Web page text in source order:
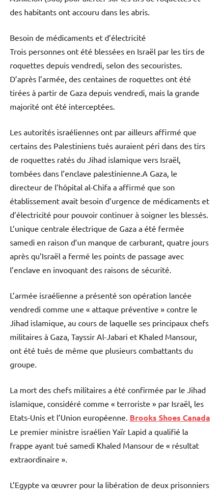
des habitants ont accouru dans les abris.
Besoin de médicaments et d’électricité
Trois personnes ont été blessées en Israël par les tirs de
roquettes depuis vendredi, selon des secouristes.
D’après l’armée, des centaines de roquettes ont été
tirées à partir de Gaza depuis vendredi, mais la grande
majorité ont été interceptées.
Les autorités israéliennes ont par ailleurs affirmé que
certains des Palestiniens tués auraient péri dans des tirs
de roquettes ratés du Jihad islamique vers Israël,
tombées dans l’enclave palestinienne.A Gaza, le
directeur de l’hôpital al-Chifa a affirmé que son
établissement avait besoin d’urgence de médicaments et
d’électricité pour pouvoir continuer à soigner les blessés.
L’unique centrale électrique de Gaza a été fermée
samedi en raison d’un manque de carburant, quatre jours
après qu’Israël a fermé les points de passage avec
l’enclave en invoquant des raisons de sécurité.
L’armée israélienne a présenté son opération lancée
vendredi comme une « attaque préventive » contre le
Jihad islamique, au cours de laquelle ses principaux chefs
militaires à Gaza, Tayssir Al-Jabari et Khaled Mansour,
ont été tués de même que plusieurs combattants du
groupe.
La mort des chefs militaires a été confirmée par le Jihad
islamique, considéré comme « terroriste » par Israël, les
Etats-Unis et l’Union européenne. Brooks Shoes Canada
Le premier ministre israélien Yaïr Lapid a qualifié la
frappe ayant tué samedi Khaled Mansour de « résultat
extraordinaire ».
L’Egypte va œuvrer pour la libération de deux prisonniers